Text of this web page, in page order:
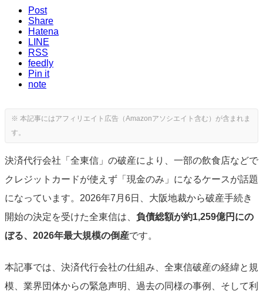
Post
Share
Hatena
LINE
RSS
feedly
Pin it
note
決済代行会社「全東信」の破産により、一部の飲食店などで
クレジットカードが使えず「現金のみ」になるケースが話題
になっています。2026年7月6日、大阪地裁から破産手続き
開始の決定を受けた全東信は、 負債総額が約1,259億円にの
ぼる、2026年最大規模の倒産です。
本記事では、決済代行会社の仕組み、全東信破産の経緯と規
模、業界団体からの緊急声明、過去の同様の事例、そして利